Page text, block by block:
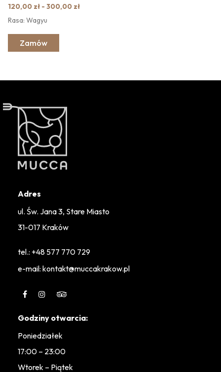
120,00 zł - 300,00 zł
Rasa: Wagyu
Zamów
Adres
ul. Św. Jana 3, Stare Miasto
31-017 Kraków
tel.: +48 577 770 729
e-mail: kontakt@muccakrakow.pl
Godziny otwarcia:
Poniedziałek
17:00 – 23:00
Wtorek – Piątek